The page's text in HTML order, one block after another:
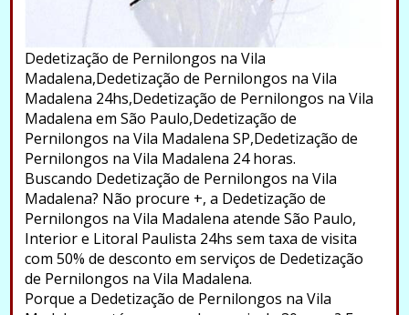
Dedetização de Pernilongos na Vila
Madalena,Dedetização de Pernilongos na Vila
Madalena 24hs,Dedetização de Pernilongos na Vila
Madalena em São Paulo,Dedetização de
Pernilongos na Vila Madalena SP,Dedetização de
Pernilongos na Vila Madalena 24 horas.
Buscando Dedetização de Pernilongos na Vila
Madalena? Não procure +, a Dedetização de
Pernilongos na Vila Madalena atende São Paulo,
Interior e Litoral Paulista 24hs sem taxa de visita
com 50% de desconto em serviços de Dedetização
de Pernilongos na Vila Madalena.
Porque a Dedetização de Pernilongos na Vila